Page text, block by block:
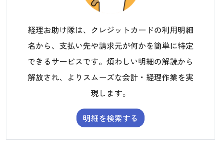
経理お助け隊は、クレジットカードの利用明細
名から、支払い先や請求元が何かを簡単に特定
できるサービスです。煩わしい明細の解読から
解放され、よりスムーズな会計・経理作業を実
現します。
明細を検索する